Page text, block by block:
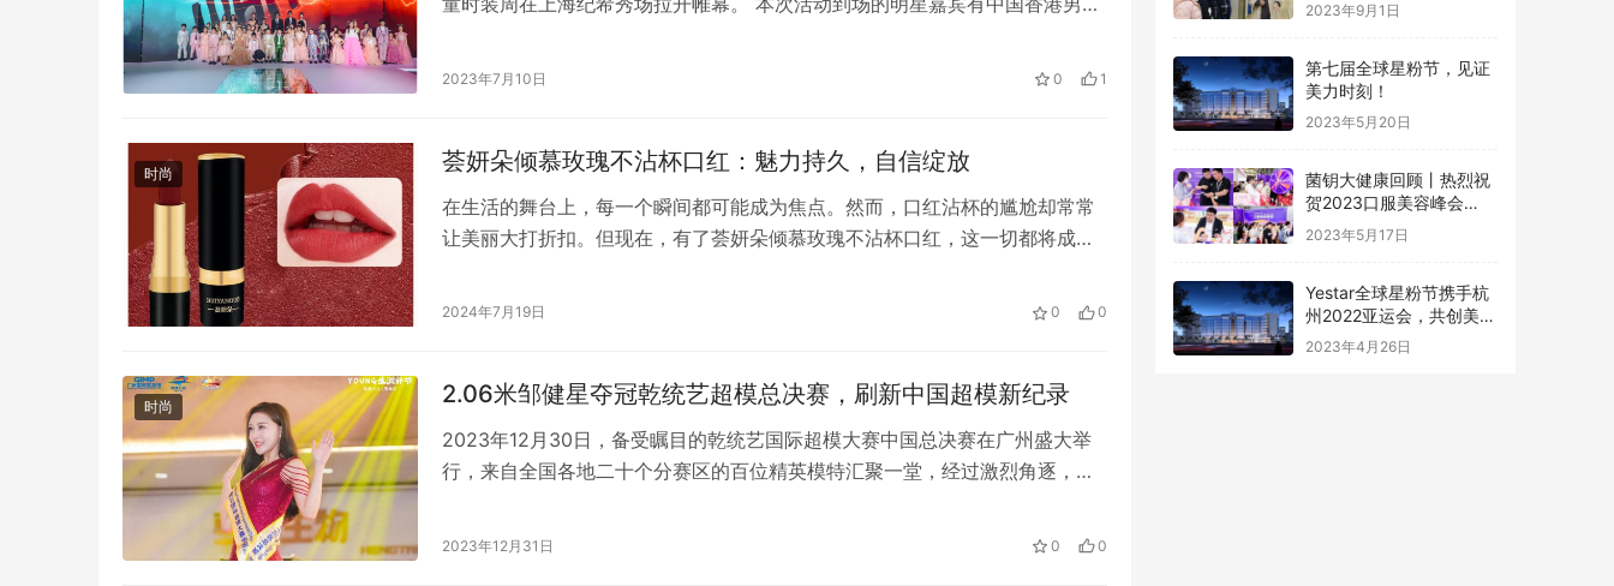
国童感品牌总监陈霄燕女士、抖音达人章敏洁女士、感谢韩国童感支持，感谢
2023年7月10日 0 1
时尚 荟妍朵倾慕玫瑰不沾杯口红：魅力持久，自信绽放
在生活的舞台上，每一个瞬间都可能成为焦点。然而，口红沾杯的尴尬却常常
让美丽大打折扣。但现在，有了荟妍朵倾慕玫瑰不沾杯口红，这一切都将成为
朵不沾杯口红那迷人的色彩。无论是热烈的小辣椒，展现出你的强大气场与专
2024年7月19日 0 0
时尚 2.06米邹健星夺冠乾统艺超模总决赛，刷新中国超模新纪录
2023年12月30日，备受瞩目的乾统艺国际超模大赛中国总决赛在广州盛大举
行，来自全国各地二十个分赛区的百位精英模特汇聚一堂，经过激烈角逐，最
宴，不仅展示了我国模特行业的勃勃生机，更彰显了中国模特走向世界舞台的
2023年12月31日 0 0
2023年9月1日
第七届全球星粉节，见证
美力时刻！
2023年5月20日
菌钥大健康回顾丨热烈祝
贺2023口服美容峰会
&CBE美容博览会圆满落
2023年5月17日
Yestar全球星粉节携手杭
州2022亚运会，共创美力
新纪元！
2023年4月26日